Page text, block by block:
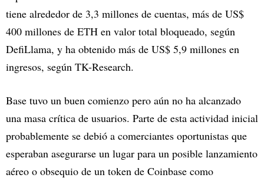
tiene alrededor de 3,3 millones de cuentas, más de US$
400 millones de ETH en valor total bloqueado, según
DefiLlama, y ha obtenido más de US$ 5,9 millones en
ingresos, según TK-Research.
Base tuvo un buen comienzo pero aún no ha alcanzado
una masa crítica de usuarios. Parte de esta actividad inicial
probablemente se debió a comerciantes oportunistas que
esperaban asegurarse un lugar para un posible lanzamiento
aéreo o obsequio de un token de Coinbase como